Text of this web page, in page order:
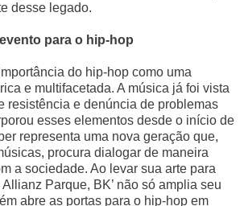
desse legado.
para o hip-hop
do hip-hop como uma
e multifacetada. A música já foi vista
resistência e denúncia de problemas
esses elementos desde o início de
representa uma nova geração que,
procura dialogar de maneira
a sociedade. Ao levar sua arte para
Parque, BK’ não só amplia seu
abre as portas para o hip-hop em